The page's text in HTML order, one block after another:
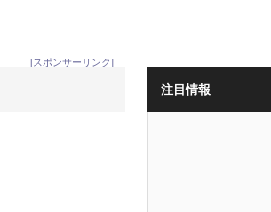
[スポンサーリンク]
注目情報